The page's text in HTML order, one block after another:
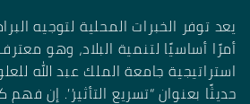
يعد توفر الخبرات المحلية لتوجيه
أمرًا أساسيًا لتنمية البلاد، وهو
استراتيجية جامعة الملك عبد الله
حديثًا بعنوان “تسريع التأثير”. إن